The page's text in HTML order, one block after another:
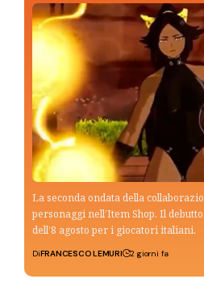
La seconda ondata della
personaggi nell’Item Shop. Il
dell’8 agosto per i giocatori italiani.
DiFRANCESCO LEMURI 2 giorni fa